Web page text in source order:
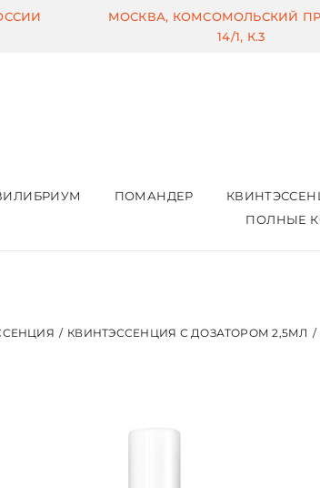
МОСКВА, КОМСОМОЛЬСКИЙ
14/1, К.3
ПОМАНДЕР
ПОЛНЫЕ
/ КВИНТЭССЕНЦИЯ С ДОЗАТОРОМ 2,5МЛ /